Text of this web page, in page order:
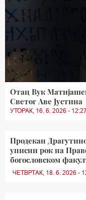
Отац Вук
Светог Аве Јустина
УТОРАК, 16. 6. 2026 -
Продекан
уписни рок на
богословском
ЧЕТВРТАК, 18. 6. 2026 -